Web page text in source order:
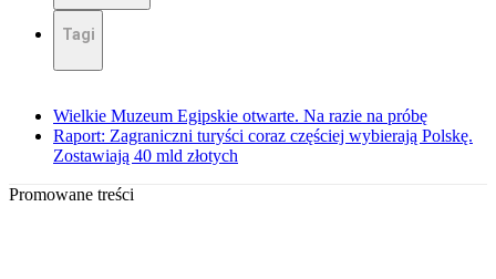
Tagi
Wielkie Muzeum Egipskie otwarte. Na razie na próbę
Raport: Zagraniczni turyści coraz częściej wybierają Polskę.
Zostawiają 40 mld złotych
Promowane treści